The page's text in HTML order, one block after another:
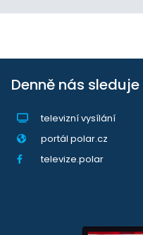
Denně nás sleduje
televizní vysílání
portál polar.cz
televize.polar